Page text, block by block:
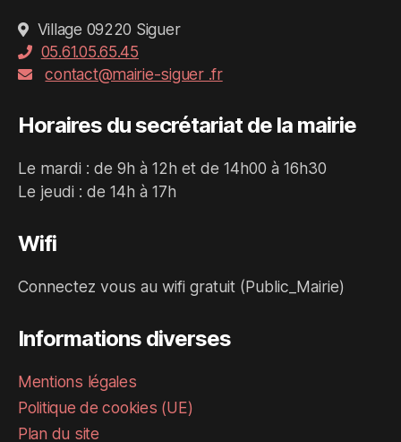
Village 09220 Siguer
05.61.05.65.45
contact@mairie-siguer .fr
Horaires du secrétariat de la mairie
Le mardi : de 9h à 12h et de 14h00 à 16h30
Le jeudi : de 14h à 17h
Wifi
Connectez vous au wifi gratuit (Public_Mairie)
Informations diverses
Mentions légales
Politique de cookies (UE)
Plan du site